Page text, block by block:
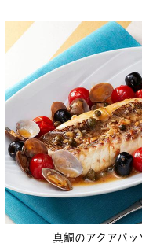
真鯛のアクアパッ